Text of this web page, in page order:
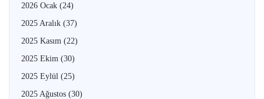
2026 Ocak (24)
2025 Aralık (37)
2025 Kasım (22)
2025 Ekim (30)
2025 Eylül (25)
2025 Ağustos (30)